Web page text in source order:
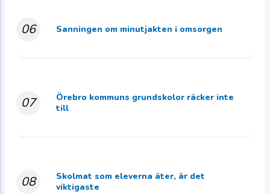
06 Sanningen om minutjakten i omsorgen
07
Örebro kommuns grundskolor räcker inte
till
08
Skolmat som eleverna äter, är det
viktigaste